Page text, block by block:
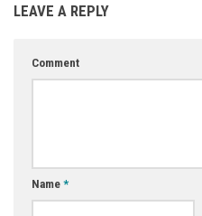
LEAVE A REPLY
Comment
Name *